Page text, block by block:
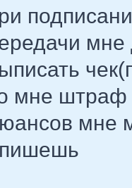
мне
мне штраф
мне